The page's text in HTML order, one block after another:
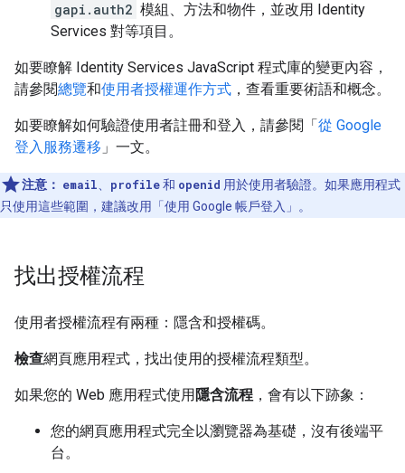
gapi.auth2 模組、方法和物件，並改用 Identity
Services 對等項目。
如要瞭解 Identity Services JavaScript 程式庫的變更內容，
請參閱總覽和使用者授權運作方式 ，查看重要術語和概念。
如要瞭解如何驗證使用者註冊和登入，請參閱「從 Google
登入服務遷移 」一文。
注意： email profile和 openid 用於使用者驗證。如果應用程式
只使用這些範圍，建議改用「使用 Google 帳戶登入」
。
找出授權流程
使用者授權流程有兩種：隱含和授權碼。
檢查網頁應用程式，找出使用的授權流程類型。
如果您的 Web 應用程式使用隱含流程 ，會有以下跡象：
您的網頁應用程式完全以瀏覽器為基礎，沒有後端平
台。